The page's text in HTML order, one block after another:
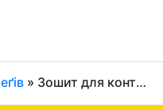
» Зошит для контроль